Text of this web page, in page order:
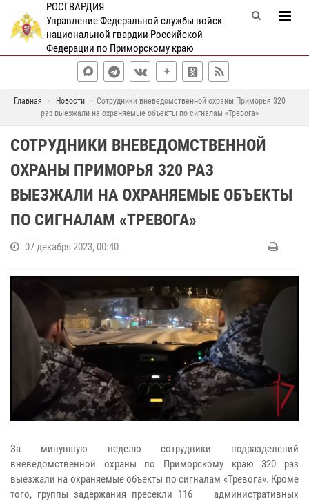
РОСГВАРДИЯ
Управление Федеральной службы войск
национальной гвардии Российской
Федерации по Приморскому краю
Главная Новости
Сотрудники вневедомственной охраны Приморья 320
раз выезжали на охраняемые объекты по сигналам «Тревога»
СОТРУДНИКИ ВНЕВЕДОМСТВЕННОЙ
ОХРАНЫ ПРИМОРЬЯ 320 РАЗ
ВЫЕЗЖАЛИ НА ОХРАНЯЕМЫЕ ОБЪЕКТЫ
ПО СИГНАЛАМ «ТРЕВОГА»
07 декабря 2023, 00:40
За минувшую неделю сотрудники подразделений
вневедомственной охраны по Приморскому краю 320 раз
выезжали на охраняемые объекты по сигналам «Тревога». Кроме
того, группы задержания пресекли 116 административных